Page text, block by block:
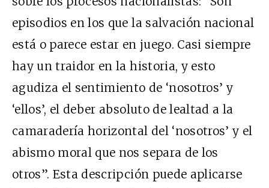
episodios en los que la salvación nacional
está o parece estar en juego. Casi siempre
hay un traidor en la historia, y esto
agudiza el sentimiento de ‘nosotros’ y
‘ellos’, el deber absoluto de lealtad a la
camaradería horizontal del ‘nosotros’ y el
abismo moral que nos separa de los
otros”. Esta descripción puede aplicarse